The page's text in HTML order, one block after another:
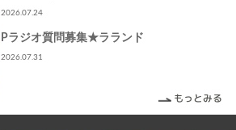
2026.07.24
Pラジオ質問募集★ラランド
2026.07.31
もっとみる